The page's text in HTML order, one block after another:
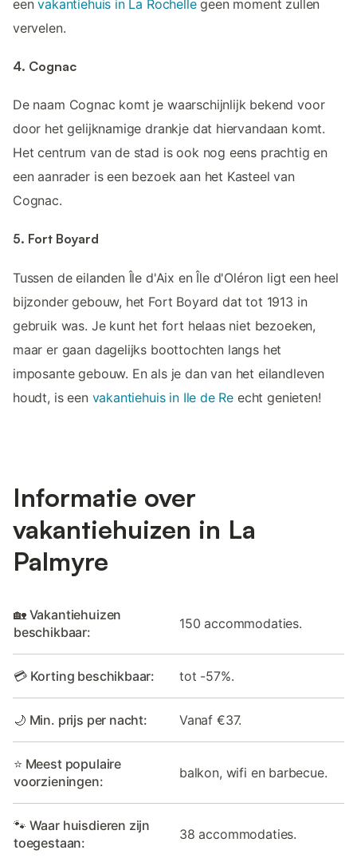
eenvakantiehuis in La Rochellegeen moment zullen
vervelen.
4. Cognac
De naam Cognac komt je waarschijnlijk bekend voor
door het gelijknamige drankje dat hiervandaan komt.
Het centrum van de stad is ook nog eens prachtig en
een aanrader is een bezoek aan het Kasteel van
Cognac.
5. Fort Boyard
Tussen de eilanden Île d'Aix en Île d'Oléron ligt een heel
bijzonder gebouw, het Fort Boyard dat tot 1913 in
gebruik was. Je kunt het fort helaas niet bezoeken,
maar er gaan dagelijks boottochten langs het
imposante gebouw. En als je dan van het eilandleven
houdt, is een vakantiehuis in Ile de Re echt genieten!
Informatie over
vakantiehuizen in La
Palmyre
🏡 Vakantiehuizen
beschikbaar:
150 accommodaties.
💳 Korting beschikbaar: tot -57%.
🌙 Min. prijs per nacht: Vanaf €37.
⭐ Meest populaire
voorzieningen:
balkon, wifi en barbecue.
🐾 Waar huisdieren zijn
toegestaan:
38 accommodaties.